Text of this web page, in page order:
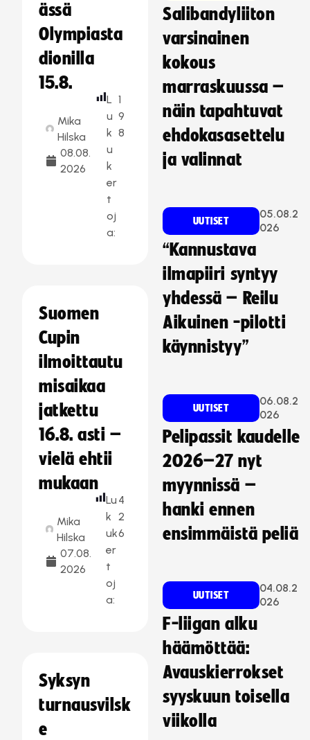
ässä
Olympiasta
dionilla
15.8.
Mika
Hilska
08.08.
2026
L
u
k
u
k
er
t
oj
a:
1
9
8
Suomen
Cupin
ilmoittautu
misaikaa
jatkettu
16.8. asti –
vielä ehtii
mukaan
Mika
Hilska
07.08.
2026
Lu
k
uk
er
t
oj
a:
4
2
6
Syksyn
turnausvilsk
e
Salibandyliiton
varsinainen
kokous
marraskuussa –
näin tapahtuvat
ehdokasasettelu
ja valinnat
UUTISET
05.08.2
026
“Kannustava
ilmapiiri syntyy
yhdessä – Reilu
Aikuinen -pilotti
käynnistyy”
UUTISET
06.08.2
026
Pelipassit kaudelle
2026–27 nyt
myynnissä –
hanki ennen
ensimmäistä peliä
UUTISET
04.08.2
026
F-liigan alku
häämöttää:
Avauskierrokset
syyskuun toisella
viikolla